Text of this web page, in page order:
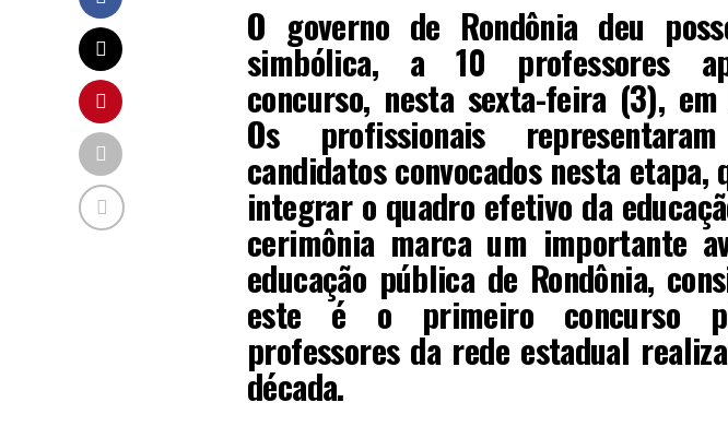
O governo de Rondônia deu
simbólica, a 10 professores
concurso, nesta sexta-feira (3),
Os profissionais
candidatos convocados nesta etapa,
integrar o quadro efetivo da
cerimônia marca um importante
educação pública de Rondônia,
este é o primeiro concurso
professores da rede estadual
década.